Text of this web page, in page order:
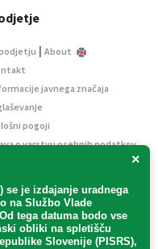
×
se je izdajanje uradnega
na Službo Vlade
tega datuma bodo vse
obliki na spletišču
Slovenije (PISRS),
| About
javnega značaja
pogoji
o varstvu osebnih podatkov